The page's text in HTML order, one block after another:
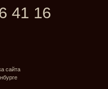
41 16
сайта